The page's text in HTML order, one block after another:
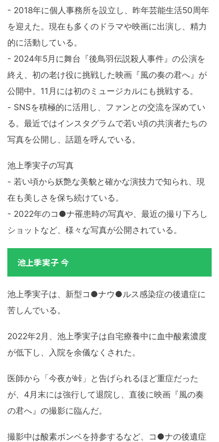
- 2018年に個人事務所を設立し、昨年芸能生活50周年
を迎えた。現在も多くのドラマや映画に出演し、精力
的に活動している。
- 2024年5月に舞台『後鳥羽伝説殺人事件』の公演を
終え、初の老け役に挑戦した映画『風の奏の君へ』が
公開中。11月には初のミュージカルにも挑戦する。
- SNSを積極的に活用し、ファンとの交流を深めてい
る。最近ではインスタグラムで若い頃の共演者たちの
写真を公開し、話題を呼んでいる。
池上季実子の写真
- 若い頃から妖艶な美貌と確かな演技力で知られ、現
在も美しさを保ち続けている。
- 2022年のコ●ナ罹患時の写真や、最近の撮り下ろし
ショットなど、様々な写真が公開されている。
池上季実子 今
池上季実子は、新型コ●ナウ●ルス感染症の後遺症に
苦しんでいる。
2022年2月、池上季実子は自宅療養中に血中酸素濃度
が低下し、入院を余儀なくされた。
医師から「今夜が峠」と告げられるほど重症だった
が、4月末には強行して退院し、直後に映画『風の奏
の君へ』の撮影に臨んだ。
撮影中は酸素ボンベを持参するなど、コ●ナの後遺症